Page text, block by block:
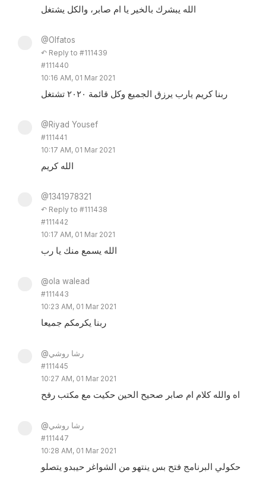
الله يبشرك بالخير يا ام صابر، والكل يشتغل
@Olfatos
↶ Reply to #111439
#111440
10:16 AM, 01 Mar 2021
ربنا كريم يارب يرزق الجميع وكل قائمة ٢٠٢٠ تشتغل
@Riyad Yousef
#111441
10:17 AM, 01 Mar 2021
الله كريم
@1341978321
↶ Reply to #111438
#111442
10:17 AM, 01 Mar 2021
الله يسمع منك يا رب
@ola walead
#111443
10:23 AM, 01 Mar 2021
ربنا يكرمكم جميعا
@رشا روشي
#111445
10:27 AM, 01 Mar 2021
اه والله كلام ام صابر صحيح الحين حكيت مع مكتب رفح
@رشا روشي
#111447
10:28 AM, 01 Mar 2021
حكولي البرنامج فتح بس ينتهو من الشواغر حيبدو يتصلو